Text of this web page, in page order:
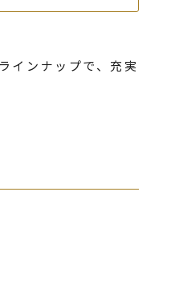
インナップで、充実